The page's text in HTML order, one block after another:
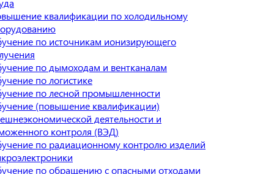
квалификации по холодильному
по источникам ионизирующего
по дымоходам и вентканалам
по логистике
по лесной промышленности
(повышение квалификации)
деятельности и
контроля (ВЭД)
по радиационному контролю изделий
по обращению с опасными отходами